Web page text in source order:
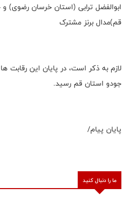
ابوالفضل ترابی (استان خرسان
قم)مدال برنز مشترک
لازم به ذکر است، در پایان این رقابت
جودو استان قم رسید.
پایان پیام/
ما را دنبال کنید